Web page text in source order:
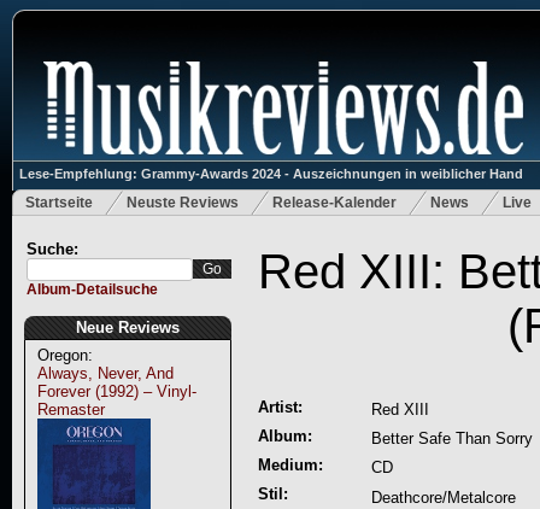
Lese-Empfehlung: Grammy-Awards 2024 - Auszeichnungen in weiblicher Hand
Startseite Neuste Reviews Release-Kalender News Live
Suche:
Album-Detailsuche
Neue Reviews
Oregon:
Always, Never, And
Forever (1992) – Vinyl-
Remaster
Red XIII:
Artist:
Red XIII
Album:
Better Safe Than Sorry
Medium:
CD
Stil:
Deathcore/Metalcore